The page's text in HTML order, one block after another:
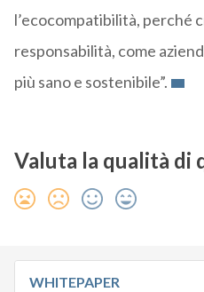
l’ecocompatibilità, perché
responsabilità, come
più sano e sostenibile”.
Valuta la qualità di
WHITEPAPER